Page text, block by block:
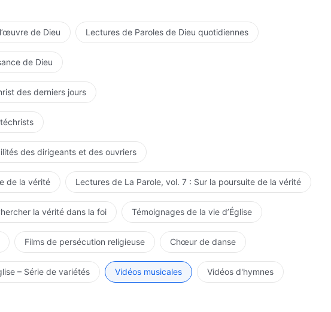
de Dieu Lectures de Paroles de Dieu quotidiennes
de Dieu
des derniers jours
des dirigeants et des ouvriers
de la vérité Lectures de La Parole, vol. 7 : Sur la poursuite de la vérité
la vérité dans la foi Témoignages de la vie d’Église
Films de persécution religieuse Chœur de danse
– Série de variétés Vidéos musicales Vidéos d'hymnes